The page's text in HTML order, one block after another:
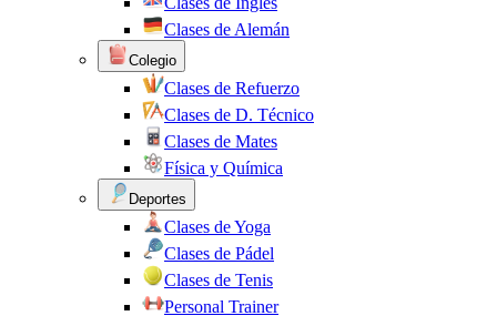
Clases de Alemán
Colegio
Clases de Refuerzo
Clases de D. Técnico
Clases de Mates
Física y Química
Deportes
Clases de Yoga
Clases de Pádel
Clases de Tenis
Personal Trainer